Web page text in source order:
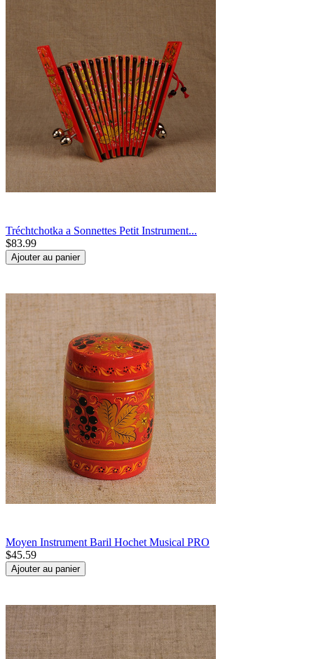
Tréchtchotka a Sonnettes Petit Instrument...
$83.99
Ajouter au panier
Moyen Instrument Baril Hochet Musical PRO
$45.59
Ajouter au panier